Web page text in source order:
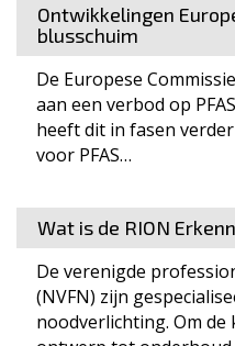
Ontwikkelingen
blusschuim
De Europese
aan een verbod op
heeft dit in fasen
voor PFAS…
Wat is de RION
De verenigde
(NVFN) zijn
noodverlichting. Om